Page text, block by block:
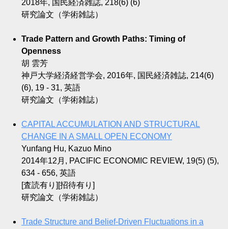
2018年, 国民経済雑誌, 218(6) (6)
研究論文（学術雑誌）
Trade Pattern and Growth Paths: Timing of
Openness
胡 雲芳
神戸大学経済経営学会, 2016年, 国民経済雑誌, 214(6)
(6), 19 - 31, 英語
研究論文（学術雑誌）
CAPITAL ACCUMULATION AND STRUCTURAL
CHANGE IN A SMALL OPEN ECONOMY
Yunfang Hu, Kazuo Mino
2014年12月, PACIFIC ECONOMIC REVIEW, 19(5) (5),
634 - 656, 英語
[査読有り][招待有り]
研究論文（学術雑誌）
Trade Structure and Belief-Driven Fluctuations in a